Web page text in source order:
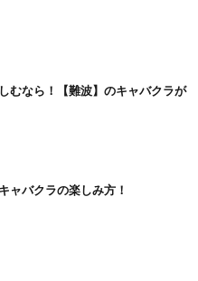
むなら！【難波】のキャバクラが
ャバクラの楽しみ方！